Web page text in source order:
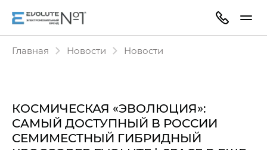
Главная Новости Новости
КОСМИЧЕСКАЯ «ЭВОЛЮЦИЯ»:
САМЫЙ ДОСТУПНЫЙ В РОССИИ
СЕМИМЕСТНЫЙ ГИБРИДНЫЙ